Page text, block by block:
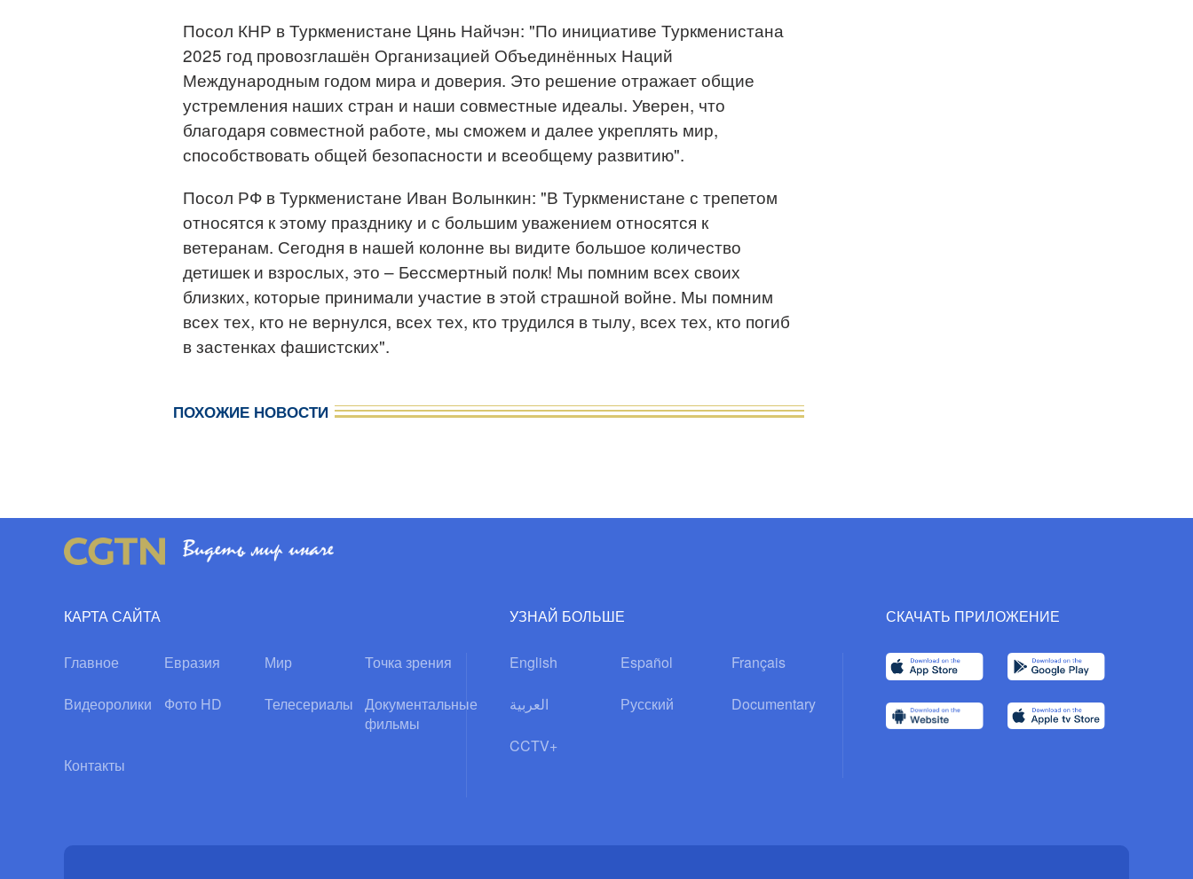
Посол КНР в Туркменистане Цянь Найчэн: "По инициативе Туркменистана
2025 год провозглашён Организацией Объединённых Наций
Международным годом мира и доверия. Это решение отражает общие
устремления наших стран и наши совместные идеалы. Уверен, что
благодаря совместной работе, мы сможем и далее укреплять мир,
способствовать общей безопасности и всеобщему развитию".
Посол РФ в Туркменистане Иван Волынкин: "В Туркменистане с трепетом
относятся к этому празднику и с большим уважением относятся к
ветеранам. Сегодня в нашей колонне вы видите большое количество
детишек и взрослых, это – Бессмертный полк! Мы помним всех своих
близких, которые принимали участие в этой страшной войне. Мы помним
всех тех, кто не вернулся, всех тех, кто трудился в тылу, всех тех, кто погиб
в застенках фашистских".
ПОХОЖИЕ НОВОСТИ
КАРТА САЙТА
Главное Евразия Мир Точка зрения
Видеоролики Фото HD Телесериалы
Документальные
фильмы
Контакты
УЗНАЙ БОЛЬШЕ
English Español Français
العربية Русский Documentary
CCTV+
СКАЧАТЬ ПРИЛОЖЕНИЕ